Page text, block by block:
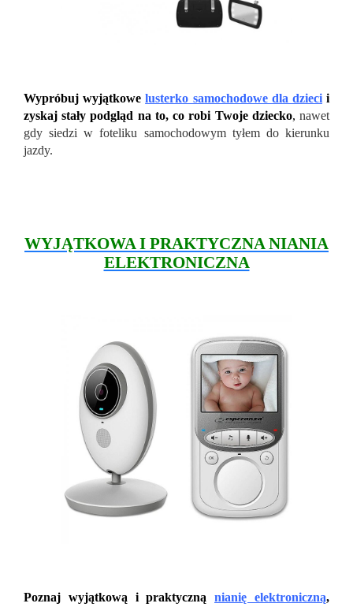
Wypróbuj wyjątkowe lusterko samochodowe dla dzieci i
zyskaj stały podgląd na to, co robi Twoje dziecko, nawet
gdy siedzi w foteliku samochodowym tyłem do kierunku
jazdy.
WYJĄTKOWA I PRAKTYCZNA NIANIA
ELEKTRONICZNA
Poznaj wyjątkową i praktyczną nianię elektroniczną,